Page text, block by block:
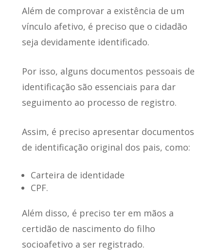
Além de comprovar a existência de um
vínculo afetivo, é preciso que o cidadão
seja devidamente identificado.
Por isso, alguns documentos pessoais de
identificação são essenciais para dar
seguimento ao processo de registro.
Assim, é preciso apresentar documentos
de identificação original dos pais, como:
Carteira de identidade
CPF.
Além disso, é preciso ter em mãos a
certidão de nascimento do filho
socioafetivo a ser registrado.